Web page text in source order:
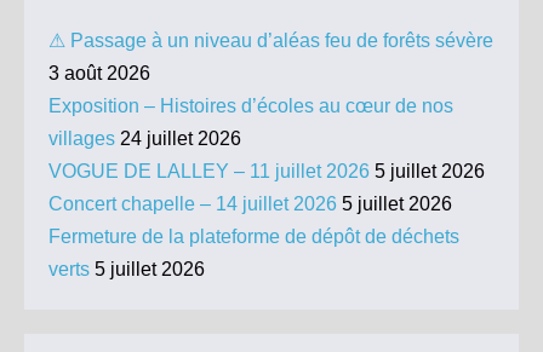
⚠ Passage à un niveau d’aléas feu de forêts sévère
3 août 2026
Exposition – Histoires d’écoles au cœur de nos
villages 24 juillet 2026
VOGUE DE LALLEY – 11 juillet 2026 5 juillet 2026
Concert chapelle – 14 juillet 2026 5 juillet 2026
Fermeture de la plateforme de dépôt de déchets
verts 5 juillet 2026